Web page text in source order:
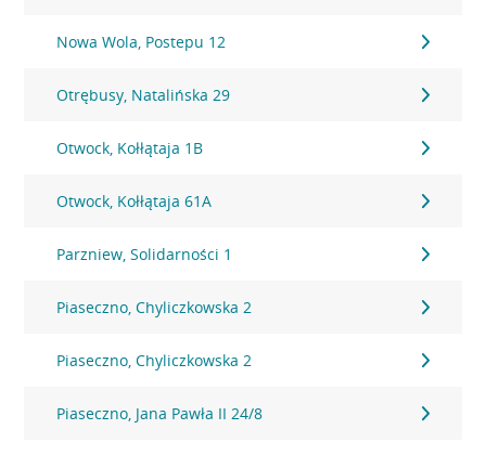
Nowa Wola, Postepu 12
Otrębusy, Natalińska 29
Otwock, Kołłątaja 1B
Otwock, Kołłątaja 61A
Parzniew, Solidarności 1
Piaseczno, Chyliczkowska 2
Piaseczno, Chyliczkowska 2
Piaseczno, Jana Pawła II 24/8